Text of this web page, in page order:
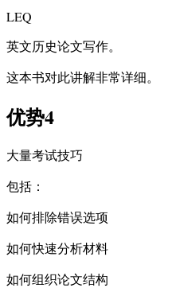
LEQ
英文历史论文写作。
这本书对此讲解非常详细。
优势4
大量考试技巧
包括：
如何排除错误选项
如何快速分析材料
如何组织论文结构